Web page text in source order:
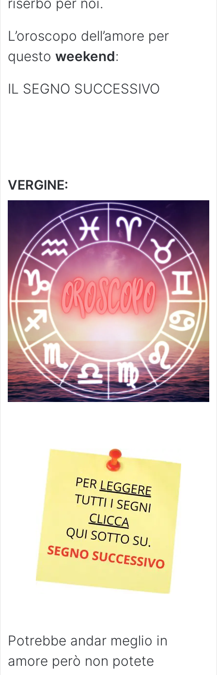
riserbo per noi.
L’oroscopo dell’amore per
questo weekend:
IL SEGNO SUCCESSIVO
VERGINE:
Potrebbe andar meglio in
amore però non potete